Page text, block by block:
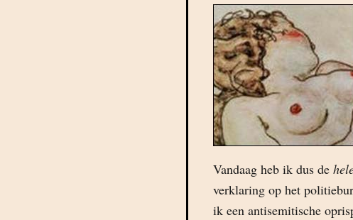
Vandaag heb ik dus de
verklaring op het
ik een antisemitische